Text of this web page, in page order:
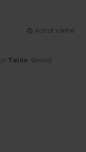
Achat vérifié
/5 Taille: Grand